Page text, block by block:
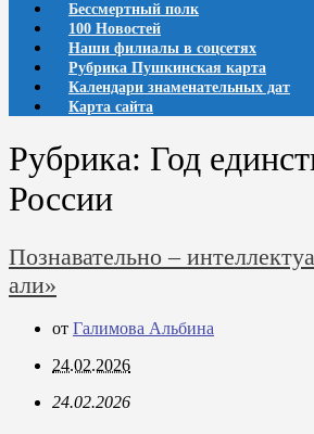
Бессмертный полк
100 Новостей
Наши филиалы в соцсетях
Рубрика Пушкинская карта
Календари знаменательных дат
Карта сайта
Рубрика: Год
России
Познавательно –
али»
от Галимова Альбина
24.02.2026
24.02.2026